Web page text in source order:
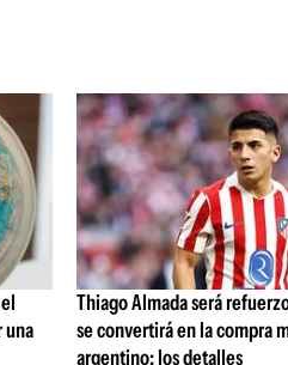
una
Thiago Almada será
se convertirá en la compra
argentino: los detalles